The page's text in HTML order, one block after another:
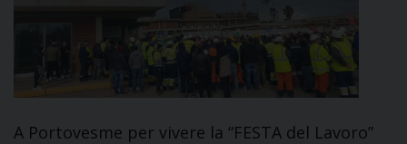
A Portovesme per vivere la “FESTA del Lavoro”